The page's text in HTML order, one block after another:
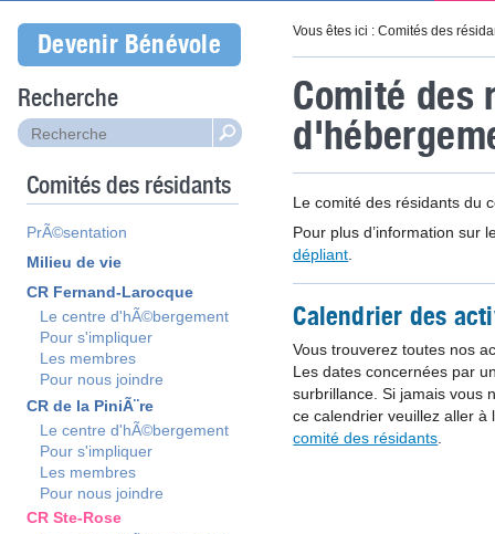
Devenir Bénévole
Recherche
Comités des résidants
PrÃ©sentation
Milieu de vie
CR Fernand-Larocque
Le centre d'hÃ©bergement
Pour s'impliquer
Les membres
Pour nous joindre
CR de la PiniÃ¨re
Le centre d'hÃ©bergement
Pour s'impliquer
Les membres
Pour nous joindre
CR Ste-Rose
Vous êtes ici : Comités des
Comité des
Le comité des résidants du
Pour plus d’information sur
dépliant
Calendrier des
Vous trouverez toutes nos
Les dates concernées par
surbrillance. Si jamais vous
ce calendrier veuillez aller à
comité des résidants